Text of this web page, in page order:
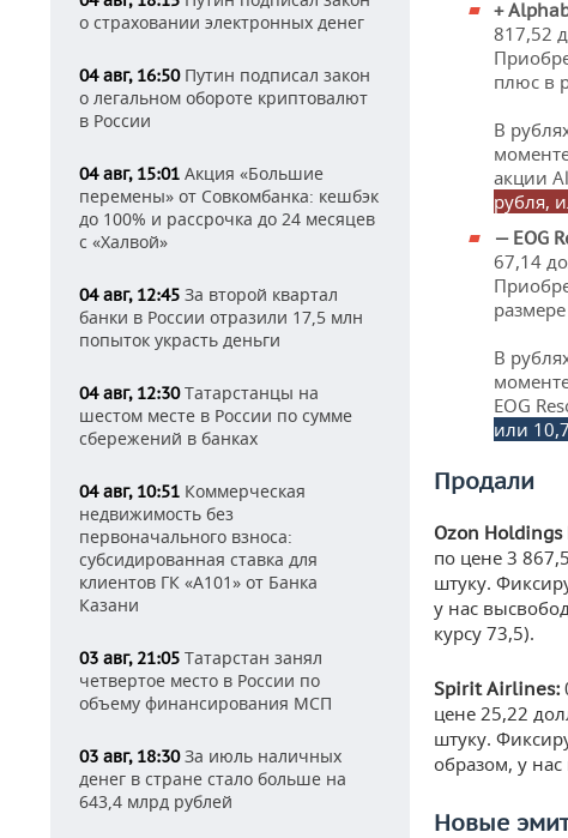
о страховании электронных денег
04 авг, 16:50Путин подписал закон
о легальном обороте криптовалют
в России
04 авг, 15:01 Акция «Большие
перемены» от Совкомбанка: кешбэк
до 100% и рассрочка до 24 месяцев
с «Халвой»
04 авг, 12:45 За второй квартал
банки в России отразили 17,5 млн
попыток украсть деньги
04 авг, 12:30Татарстанцы на
шестом месте в России по сумме
сбережений в банках
04 авг, 10:51 Коммерческая
недвижимость без
первоначального взноса:
субсидированная ставка для
клиентов ГК «А101» от Банка
Казани
03 авг, 21:05 Татарстан занял
четвертое место в России по
объему финансирования МСП
03 авг, 18:30За июль наличных
денег в стране стало больше на
643,4 млрд рублей
+
817,52
плюс в
В
акции
рубля,
— EOG
67,14
В
EOG
или
Продали
Ozon Holdings
по цене 3
штуку.
у нас
курсу 73,5).
Spirit Airlines:
цене 25,22
штуку.
образом, у
Новые